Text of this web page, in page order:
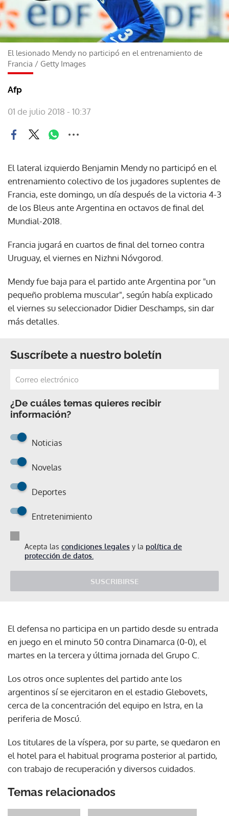
El lesionado Mendy no participó en el entrenamiento de
Francia / Getty Images
Afp
01 de julio 2018 - 10:37
El lateral izquierdo Benjamin Mendy no participó en el
entrenamiento colectivo de los jugadores suplentes de
Francia, este domingo, un día después de la victoria 4-3
de los Bleus ante Argentina en octavos de final del
Mundial-2018.
Francia jugará en cuartos de final del torneo contra
Uruguay, el viernes en Nizhni Nóvgorod.
Mendy fue baja para el partido ante Argentina por "un
pequeño problema muscular", según había explicado
el viernes su seleccionador Didier Deschamps, sin dar
más detalles.
Suscríbete a nuestro boletín
¿De cuáles temas quieres recibir
información?
Noticias
Novelas
Deportes
Entretenimiento
Acepta las condiciones legales y la política de
protección de datos.
SUSCRIBIRSE
El defensa no participa en un partido desde su entrada
en juego en el minuto 50 contra Dinamarca (0-0), el
martes en la tercera y última jornada del Grupo C.
Los otros once suplentes del partido ante los
argentinos sí se ejercitaron en el estadio Glebovets,
cerca de la concentración del equipo en Istra, en la
periferia de Moscú.
Los titulares de la víspera, por su parte, se quedaron en
el hotel para el habitual programa posterior al partido,
con trabajo de recuperación y diversos cuidados.
Temas relacionados